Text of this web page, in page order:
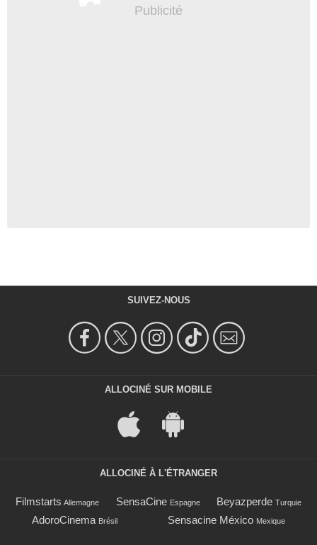
SUIVEZ-NOUS
ALLOCINÉ SUR MOBILE
ALLOCINÉ À L'ÉTRANGER
Filmstarts Allemagne SensaCine Espagne Beyazperde Turquie
AdoroCinema Brésil Sensacine México Mexique